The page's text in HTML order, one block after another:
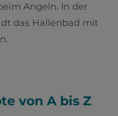
Angeln. In der
das Hallenbad mit
von A bis Z